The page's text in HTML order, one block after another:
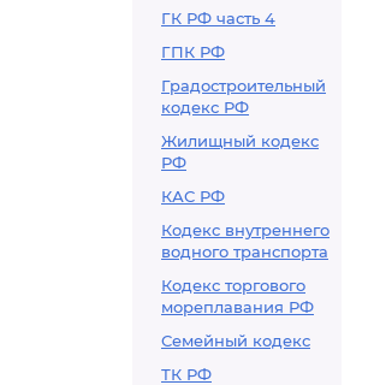
ГК РФ часть 4
ГПК РФ
Градостроительный
кодекс РФ
Жилищный кодекс
РФ
КАС РФ
Кодекс внутреннего
водного транспорта
Кодекс торгового
мореплавания РФ
Семейный кодекс
ТК РФ